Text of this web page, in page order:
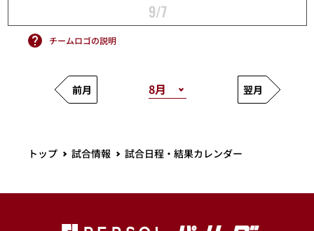
9/7
チームロゴの説明
前月 翌月
トップ 試合情報 試合日程・結果カレンダー